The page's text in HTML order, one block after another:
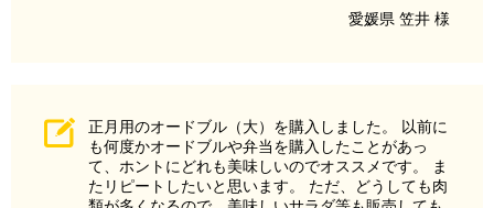
愛媛県 笠井 様
正月用のオードブル（大）を購入しました。 以前に
も何度かオードブルや弁当を購入したことがあっ
て、ホントにどれも美味しいのでオススメです。 ま
たリピートしたいと思います。 ただ、どうしても肉